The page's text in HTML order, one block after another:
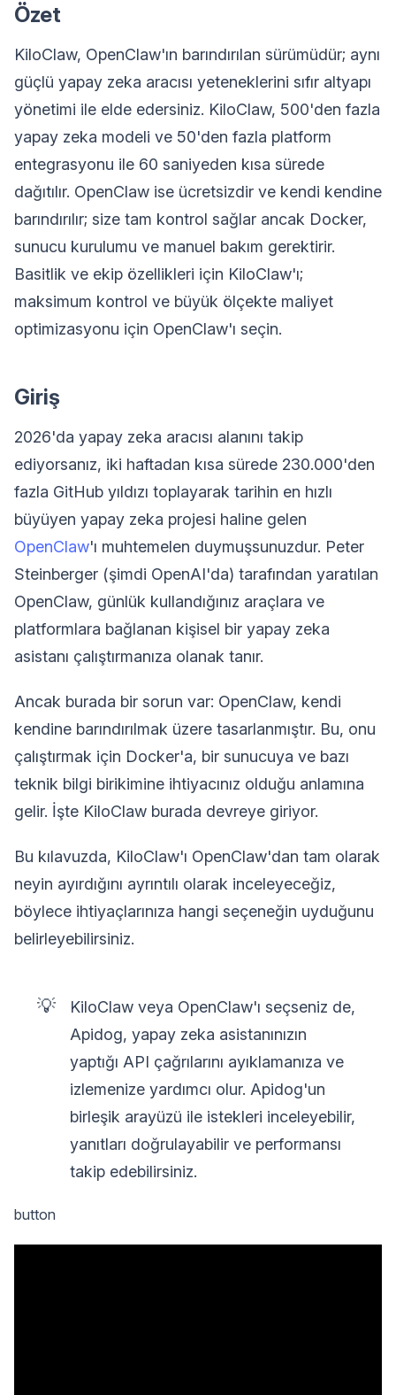
Özet
KiloClaw, OpenClaw'ın barındırılan sürümüdür; aynı
güçlü yapay zeka aracısı yeteneklerini sıfır altyapı
yönetimi ile elde edersiniz. KiloClaw, 500'den fazla
yapay zeka modeli ve 50'den fazla platform
entegrasyonu ile 60 saniyeden kısa sürede
dağıtılır. OpenClaw ise ücretsizdir ve kendi kendine
barındırılır; size tam kontrol sağlar ancak Docker,
sunucu kurulumu ve manuel bakım gerektirir.
Basitlik ve ekip özellikleri için KiloClaw'ı;
maksimum kontrol ve büyük ölçekte maliyet
optimizasyonu için OpenClaw'ı seçin.
Giriş
2026'da yapay zeka aracısı alanını takip
ediyorsanız, iki haftadan kısa sürede 230.000'den
fazla GitHub yıldızı toplayarak tarihin en hızlı
büyüyen yapay zeka projesi haline gelen
OpenClaw'ı muhtemelen duymuşsunuzdur. Peter
Steinberger (şimdi OpenAI'da) tarafından yaratılan
OpenClaw, günlük kullandığınız araçlara ve
platformlara bağlanan kişisel bir yapay zeka
asistanı çalıştırmanıza olanak tanır.
Ancak burada bir sorun var: OpenClaw, kendi
kendine barındırılmak üzere tasarlanmıştır. Bu, onu
çalıştırmak için Docker'a, bir sunucuya ve bazı
teknik bilgi birikimine ihtiyacınız olduğu anlamına
gelir. İşte KiloClaw burada devreye giriyor.
Bu kılavuzda, KiloClaw'ı OpenClaw'dan tam olarak
neyin ayırdığını ayrıntılı olarak inceleyeceğiz,
böylece ihtiyaçlarınıza hangi seçeneğin uyduğunu
belirleyebilirsiniz.
💡
KiloClaw veya OpenClaw'ı seçseniz de,
Apidog, yapay zeka asistanınızın
yaptığı API çağrılarını ayıklamanıza ve
izlemenize yardımcı olur. Apidog'un
birleşik arayüzü ile istekleri inceleyebilir,
yanıtları doğrulayabilir ve performansı
takip edebilirsiniz.
button